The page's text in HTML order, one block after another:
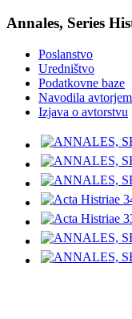
Annales, Series
Poslanstvo
Uredništvo
Podatkovne baze
Navodila avtorjem
Izjava o avtorstvu